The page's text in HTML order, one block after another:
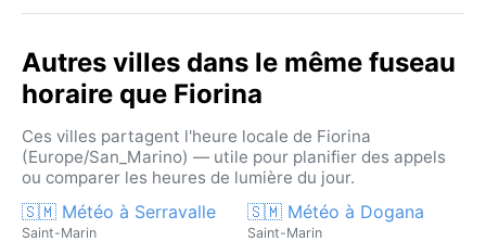
Autres villes dans le même fuseau
horaire que Fiorina
Ces villes partagent l'heure locale de Fiorina
(Europe/San_Marino) — utile pour planifier des appels
ou comparer les heures de lumière du jour.
🇸🇲 Météo à Serravalle
Saint-Marin
🇸🇲 Météo à Dogana
Saint-Marin